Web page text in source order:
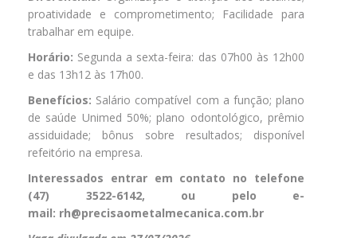
proatividade e comprometimento; Facilidade para
trabalhar em equipe.
Horário: Segunda a sexta-feira: das 07h00 às 12h00
e das 13h12 às 17h00.
Benefícios: Salário compatível com a função; plano
de saúde Unimed 50%; plano odontológico, prêmio
assiduidade; bônus sobre resultados; disponível
refeitório na empresa.
Interessados entrar em contato no telefone
(47) 3522-6142, ou pelo e-
mail: rh@precisaometalmecanica.com.br